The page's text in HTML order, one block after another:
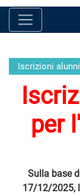
Iscrizioni
per
Sulla base
17/12/2025,